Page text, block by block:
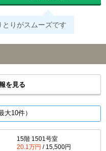
とりがスムーズです
を見る
10件）
15階 1501号室
20.1万円 / 15,500円